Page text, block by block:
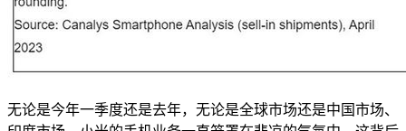
无论是今年一季度还是去年，无论是全球市场还是中国市场、